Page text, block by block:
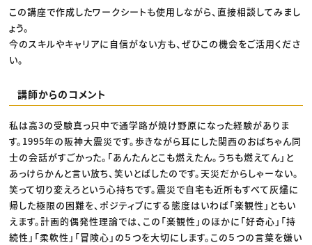
この講座で作成したワークシートも使用しながら、直接相談してみまし
ょう。
今のスキルやキャリアに自信がない方も、ぜひこの機会をご活用くださ
い。
講師からのコメント
私は高3の受験真っ只中で通学路が焼け野原になった経験がありま
す。1995年の阪神大震災です。歩きながら耳にした関西のおばちゃん同
士の会話がすごかった。「あんたんとこも燃えたん。うちも燃えてん」と
あっけらかんと言い放ち、笑いとばしたのです。天災だからしゃーない。
笑って切り変えろという心持ちです。震災で自宅も近所もすべて灰燼に
帰した極限の困難を、ポジティブにする態度はいわば「楽観性」ともい
えます。計画的偶発性理論では、この「楽観性」のほかに「好奇心」「持
続性」「柔軟性」「冒険心」の５つを大切にします。この５つの言葉を嫌い